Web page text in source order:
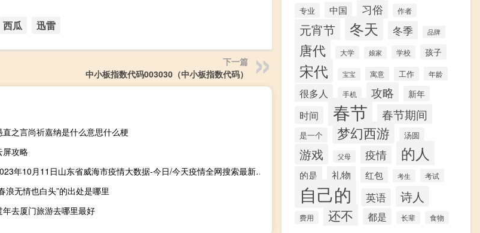
西瓜 迅雷
下一篇
中小板指数代码003030（中小板指数代码）
直之言尚祈嘉纳是什么意思什么梗
屏攻略
2023年10月11日山东省威海市疫情大数据-今日/今天疫情全网搜索最新实时消息动态情况通知播报
浪无情也白头”的出处是哪里
年去厦门旅游去哪里最好
专业 中国 习俗 作者
元宵节 冬天 冬季 品牌
唐代 大学 娘家 学校 孩子
宋代 宝宝 寓意 工作 年龄
很多人 手机 攻略 新年
时间 春节 春节期间
是一个 梦幻西游 汤圆
游戏 父母 疫情 的人
的是 礼物 红包 考生 考试
自己的 英语 诗人
费用 还不 都是 长辈 食物